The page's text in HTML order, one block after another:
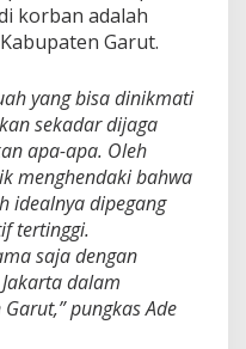
korban adalah
Garut.
yang bisa dinikmati
sekadar dijaga
apa-apa. Oleh
menghendaki bahwa
idealnya dipegang
tertinggi.
saja dengan
dalam
pungkas Ade